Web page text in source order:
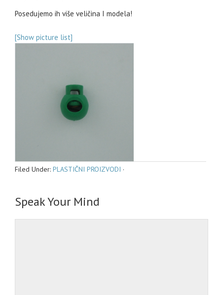
Posedujemo ih više veličina I modela!
[Show picture list]
Filed Under: PLASTIČNI PROIZVODI ·
Speak Your Mind